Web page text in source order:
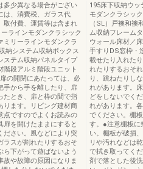
多少異なる場合がござい
は、消費税、ガラス代
取付費、運賃等は含まれ
ラインモダンクラシック
ミリーラインモダンクラ
納システム収納ボックス
ステム収納パネルタイプ
段アルミ階段ユニット
の開閉にあたっては、必
手から手を離したり、扉
たとき、扉と枠の間で指
ります。リビング建材商
点ですのでよくお読みの
扉を開けたままにすると
ださい。風などにより突
ラスが割れたりするおそ
下がって遊ばないよう
や故障の原因になりま
195床下収納ウ
モダンクラシッ
（SL）戸襖和襖
ム収納フレーム
ウォール床材／
手すりDS窓枠・
載せたり入れた
れたりするおそ
り、跳ねたりし
れがあります。
どをしないでく
れがあります。
でください。棚
す。●注意棚板に
い。棚板が破損
リや汚れなどは
で拭き取ってく
剤で落とした後